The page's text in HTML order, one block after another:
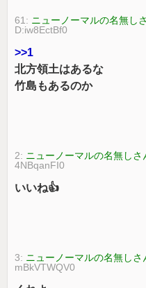
61: ニューノーマルの名無し
D:iw8EctBf0
>>1
北方領土はあるな
竹島もあるのか
2: ニューノーマルの名無しさ
4NBqanFI0
いいね👍
3: ニューノーマルの名無しさ
mBkVTWQV0